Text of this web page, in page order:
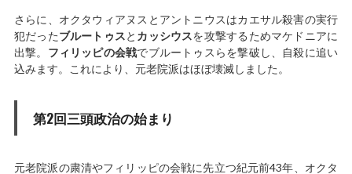
さらに、オクタウィアヌスとアントニウスはカエサル殺害の実行
犯だったブルートゥスと カッシウスを攻撃するためマケドニアに
出撃。 フィリッピの会戦でブルートゥスらを撃破し、自殺に追い
込みます。これにより、元老院派はほぼ壊滅しました。
第2回三頭政治の始まり
元老院派の粛清やフィリッピの会戦に先立つ紀元前43年、オクタ